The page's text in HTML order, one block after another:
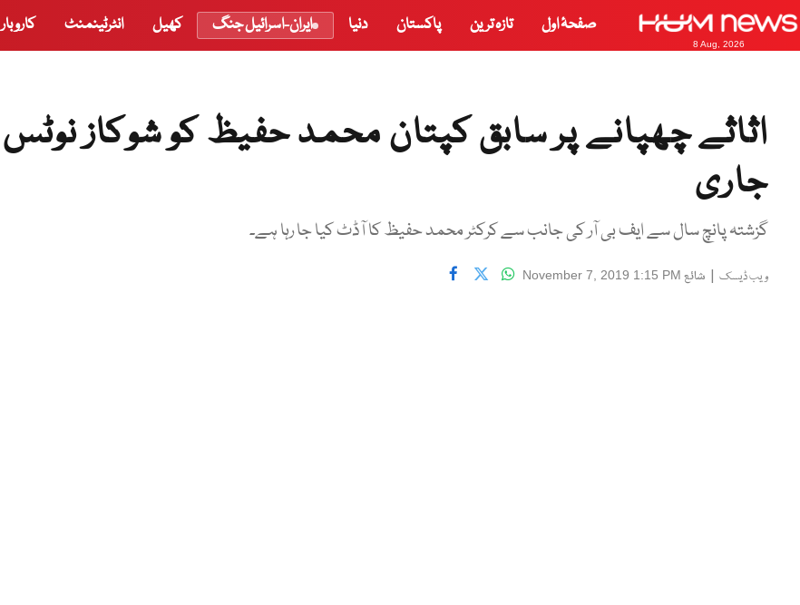
8 Aug, 2026
صفحۂ اول تازہ ترین پاکستان دنیا ایران-اسرائیل جنگ کھیل انٹرٹینمنٹ کاروبار
اثاثے چھپانے پر سابق کپتان محمد حفیظ کو شوکاز نوٹس
جاری
گزشتہ پانچ سال سے ایف بی آر کی جانب سے کرکٹر محمد حفیظ کا آڈٹ کیا جا رہا ہے۔
ویب ڈیسک | شائع November 7, 2019 1:15 PM